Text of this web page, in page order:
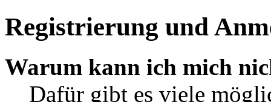
Registrierung und
Warum kann ich mich
Dafür gibt es viele